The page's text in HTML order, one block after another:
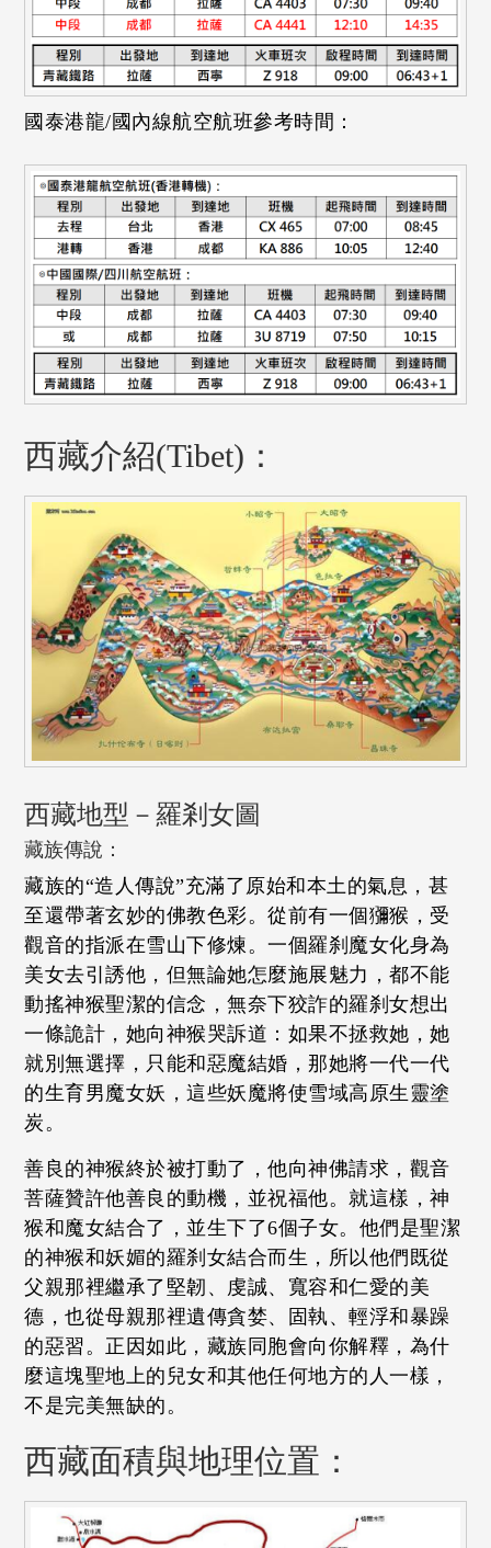
國泰港龍/國內線航空航班參考時間：
西藏介紹(Tibet)：
西藏地型－羅剎女圖
藏族傳說：
藏族的“造人傳說”充滿了原始和本土的氣息，甚
至還帶著玄妙的佛教色彩。從前有一個獼猴，受
觀音的指派在雪山下修煉。一個羅刹魔女化身為
美女去引誘他，但無論她怎麼施展魅力，都不能
動搖神猴聖潔的信念，無奈下狡詐的羅刹女想出
一條詭計，她向神猴哭訴道：如果不拯救她，她
就別無選擇，只能和惡魔結婚，那她將一代一代
的生育男魔女妖，這些妖魔將使雪域高原生靈塗
炭。
善良的神猴終於被打動了，他向神佛請求，觀音
菩薩贊許他善良的動機，並祝福他。就這樣，神
猴和魔女結合了，並生下了6個子女。他們是聖潔
的神猴和妖媚的羅刹女結合而生，所以他們既從
父親那裡繼承了堅韌、虔誠、寬容和仁愛的美
德，也從母親那裡遺傳貪婪、固執、輕浮和暴躁
的惡習。正因如此，藏族同胞會向你解釋，為什
麼這塊聖地上的兒女和其他任何地方的人一樣，
不是完美無缺的。
西藏面積與地理位置：